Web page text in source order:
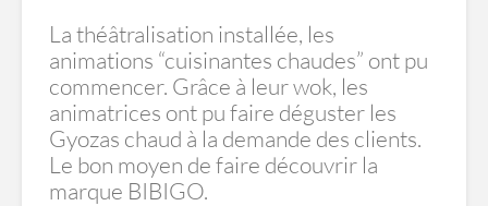
La théâtralisation installée, les
animations “cuisinantes chaudes” ont pu
commencer. Grâce à leur wok, les
animatrices ont pu faire déguster les
Gyozas chaud à la demande des clients.
Le bon moyen de faire découvrir la
marque BIBIGO.